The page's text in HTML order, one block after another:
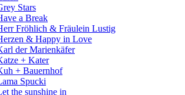
Stars
a Break
Fröhlich & Fräulein Lustig
& Happy in Love
der Marienkäfer
+ Kater
+ Bauernhof
Spucki
the sunshine in